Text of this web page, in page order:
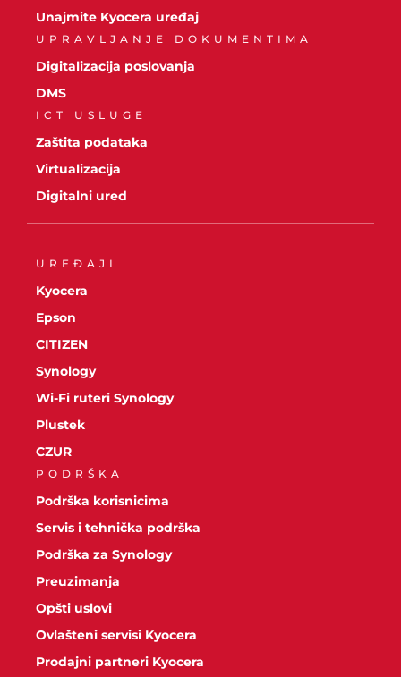
Unajmite Kyocera uređaj
UPRAVLJANJE DOKUMENTIMA
Digitalizacija poslovanja
DMS
ICT USLUGE
Zaštita podataka
Virtualizacija
Digitalni ured
UREĐAJI
Kyocera
Epson
CITIZEN
Synology
Wi-Fi ruteri Synology
Plustek
CZUR
PODRŠKA
Podrška korisnicima
Servis i tehnička podrška
Podrška za Synology
Preuzimanja
Opšti uslovi
Ovlašteni servisi Kyocera
Prodajni partneri Kyocera